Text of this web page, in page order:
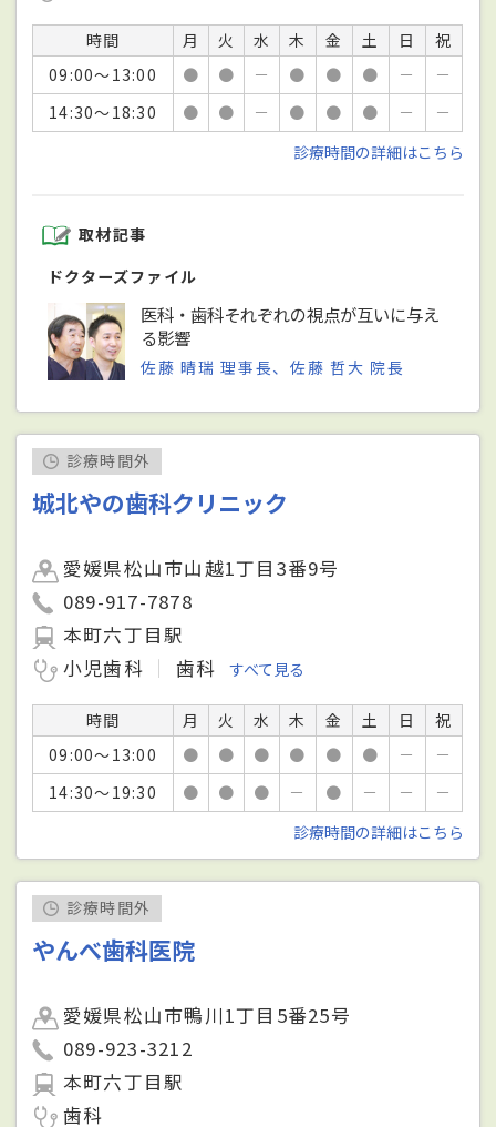
時間 月 火 水 木 金 土 日
祝
09:00～13:00
● ● － ● ● ● －
－
14:30～18:30
● ● － ● ● ● －
－
診療時間の詳細はこちら
取材記事
ドクターズファイル
医科・歯科それぞれの視点が互いに与え
る影響
佐藤 晴瑞 理事長、佐藤 哲大 院長
診療時間外
城北やの歯科クリニック
愛媛県松山市山越1丁目3番9号
089-917-7878
本町六丁目駅
小児歯科
歯科 すべて見る
時間 月 火 水 木 金 土 日
祝
09:00～13:00
● ● ● ● ● ● －
－
14:30～19:30
● ● ● － ● － －
－
診療時間の詳細はこちら
診療時間外
やんべ歯科医院
愛媛県松山市鴨川1丁目5番25号
089-923-3212
本町六丁目駅
歯科